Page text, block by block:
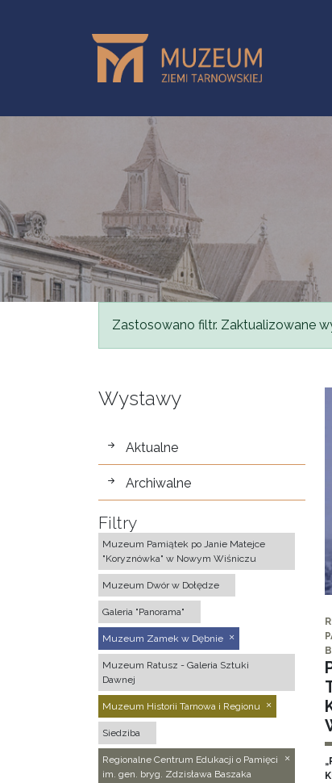
Komunikat
Zastosowano filtr. Zaktualizowane
Wystawy
wystawy
Aktualne
Archiwalne
Filtry
Muzeum Pamiątek po Janie Matejce
"Koryznówka" w Nowym Wiśniczu
Muzeum Dwór w Dołędze
Galeria "Panorama"
Muzeum Zamek w Dębnie
Muzeum Ratusz - Galeria Sztuki
Dawnej
Muzeum Historii Tarnowa i Regionu
Siedziba
Regionalne Centrum Edukacji o Pamięci
im. gen. bryg. Zdzisława Baszaka